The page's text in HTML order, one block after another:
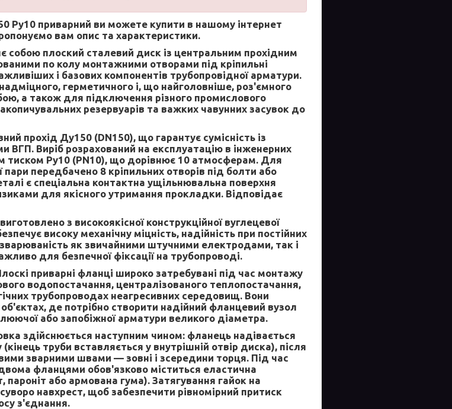
Ру10 приварний ви можете купити в нашому інтернет
вам опис та характеристики.
собою плоский сталевий диск із центральним прохідним
по колу монтажними отворами під кріпильні
і базових компонентів трубопровідної арматури.
герметичного і, що найголовніше, роз'ємного
а також для підключення різного промислового
резервуарів та важких чавунних засувок до
прохід Ду150 (DN150), що гарантує сумісність із
ВГП. Виріб розрахований на експлуатацію в інженерних
тиском Ру10 (PN10), що дорівнює 10 атмосферам. Для
передбачено 8 кріпильних отворів під болти або
є спеціальна контактна ущільнювальна поверхня
для якісного утримання прокладки. Відповідає
з високоякісної конструкційної вуглецевої
високу механічну міцність, надійність при постійних
як звичайними штучними електродами, так і
для безпечної фіксації на трубопроводі.
приварні фланці широко затребувані під час монтажу
водопостачання, централізованого теплопостачання,
трубопроводах неагресивних середовищ. Вони
де потрібно створити надійний фланцевий вузол
або запобіжної арматури великого діаметра.
здійснюється наступним чином: фланець надівається
труби вставляється у внутрішній отвір диска), після
зварними швами — зовні і зсередини торця. Під час
фланцями обов'язково міститься еластична
пароніт або армована гума). Затягування гайок на
навхрест, щоб забезпечити рівномірний притиск
з'єднання.